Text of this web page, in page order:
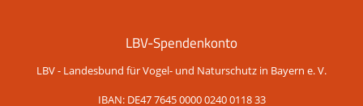
LBV-Spendenkonto
LBV - Landesbund für Vogel- und Naturschutz in Bayern e. V.
IBAN: DE47 7645 0000 0240 0118 33